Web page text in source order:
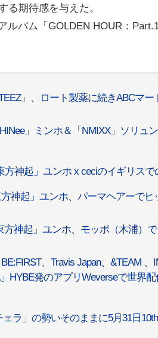
る期待感を与えた。
ルバム「GOLDEN HOUR：
」、ロート製薬に続きABCマ
」ミンホ＆「NMIXX」ソリュ
神起」ユンホ x ceciのイギリス
神起」ユンホ、パーマヘアーで
方神起」ユンホ、モッポ（木浦）
、Travis Japan、&TEAM
」HYBE発のアプリWeverseで世界
ェラ」の勢いそのままに5月31日